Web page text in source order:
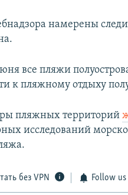
намерены
все пляжи
к пляжному отдыху
пляжных территорий
исследований
без VPN Follow us